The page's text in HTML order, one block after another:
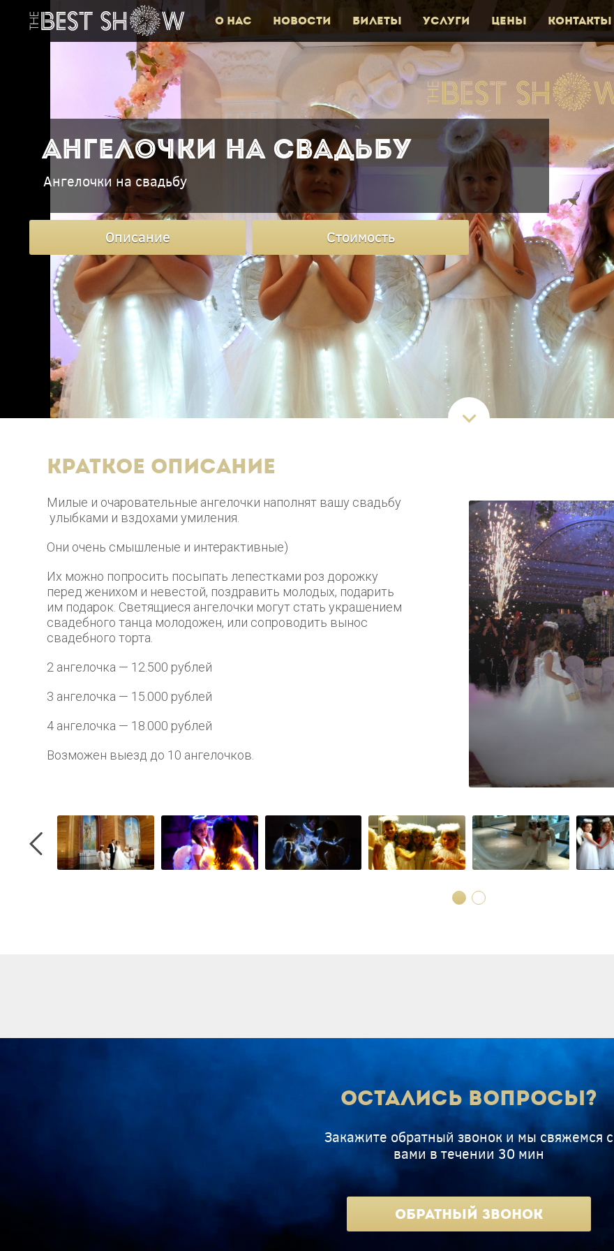
О нас Новости Билеты Услуги Цены Контакты
Ангелочки на свадьбу
Ангелочки на свадьбу
Описание Стоимость
Краткое описание
Милые и очаровательные ангелочки наполнят вашу свадьбу
улыбками и вздохами умиления.
Они очень смышленые и интерактивные)
Их можно попросить посыпать лепестками роз дорожку
перед женихом и невестой, поздравить молодых, подарить
им подарок. Светящиеся ангелочки могут стать украшением
свадебного танца молодожен, или сопроводить вынос
свадебного торта.
2 ангелочка — 12.500 рублей
3 ангелочка — 15.000 рублей
4 ангелочка — 18.000 рублей
Возможен выезд до 10 ангелочков.
Остались вопросы?
Закажите обратный звонок и мы свяжемся с
вами в течении 30 мин
Обратный звонок